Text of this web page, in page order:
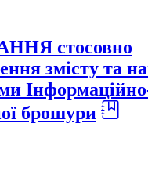
стосовно
змісту та
брошури